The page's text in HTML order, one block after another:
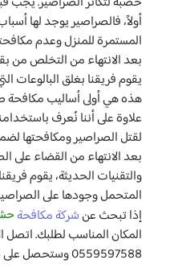
أولاً، فالصراصير يوجد لها
المستمرة للمنزل وعدم
بعد الانتهاء من التخلص من
يقوم فريقنا بغلق البالوعات
هذه هي أولى أساليب مكافحة
علاوة على أننا نُعرف
لقتل الصراصير ومكافحتها
بعد الانتهاء من القضاء على
والتقنيات الحديثة، يقوم
المتحمل وجودها على
إذا تبحث عنشركة مكافحة
المكان المناسب لطلبك. اتصل
0559597588 وستحصل على خدمة إضافية مجانية.